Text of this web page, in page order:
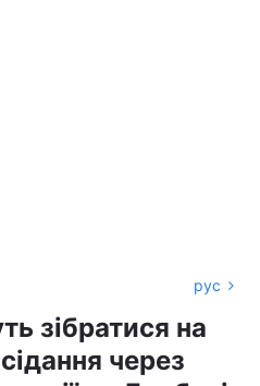
рус
зібратися на
через